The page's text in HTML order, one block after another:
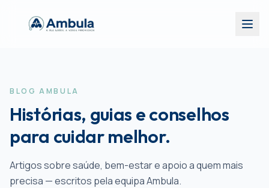
BLOG AMBULA
Histórias, guias e conselhos
para cuidar melhor.
Artigos sobre saúde, bem-estar e apoio a quem mais
precisa — escritos pela equipa Ambula.